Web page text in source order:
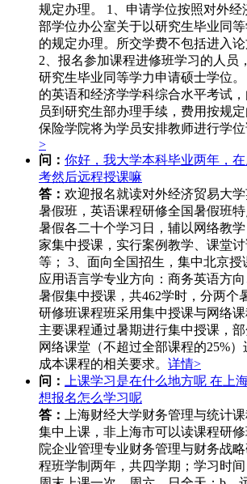
规定办理。 1、申请学位按照对外经
部学位办公室关于以研究生毕业同
的规定办理。所交学费不包括进入论
2、报名参加课程进修班学习的人员
研究生毕业同等学力申请硕士学位
的英语和经济学学科综合水平考试
员到研究生部办理手续，费用按规定
保险学院将为学员安排教师进行学位
>
问： 你好，我大学本科毕业两年，
考然后远程授课嘛
答： 欢迎报名就读对外经济贸易大
暑假班，英语课程研修全国暑假班
暑假各二十个学习日，辅以网络教
家集中授课，实行案例教学、课堂
等； 3、面向全国招生，集中北京授
应用语言学专业方向：商务英语方向
暑假集中授课，共462学时，分两个
研修班课程班采用集中授课与网络课
主要课程通过暑期进行集中授课，
网络课堂（不超过全部课程的25%
成本课程的相关要求。 详情>
问：
上课学习是在什么地方呢 在上
想报名怎么学习呢
答：
上海财经大学财务管理与统计
集中上课，非上海市可以读课程研
院企业管理专业财务管理与财务战
程班学制两年，共四学期；学习时